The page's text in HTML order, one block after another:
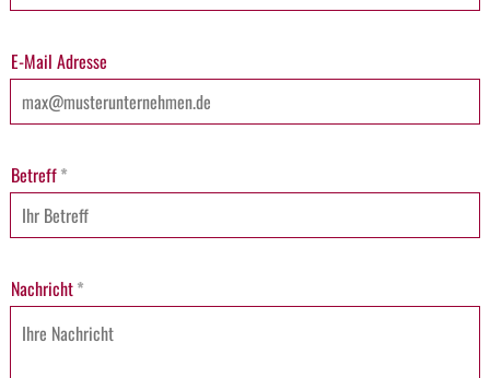
E-Mail Adresse
Betreff*
Nachricht*